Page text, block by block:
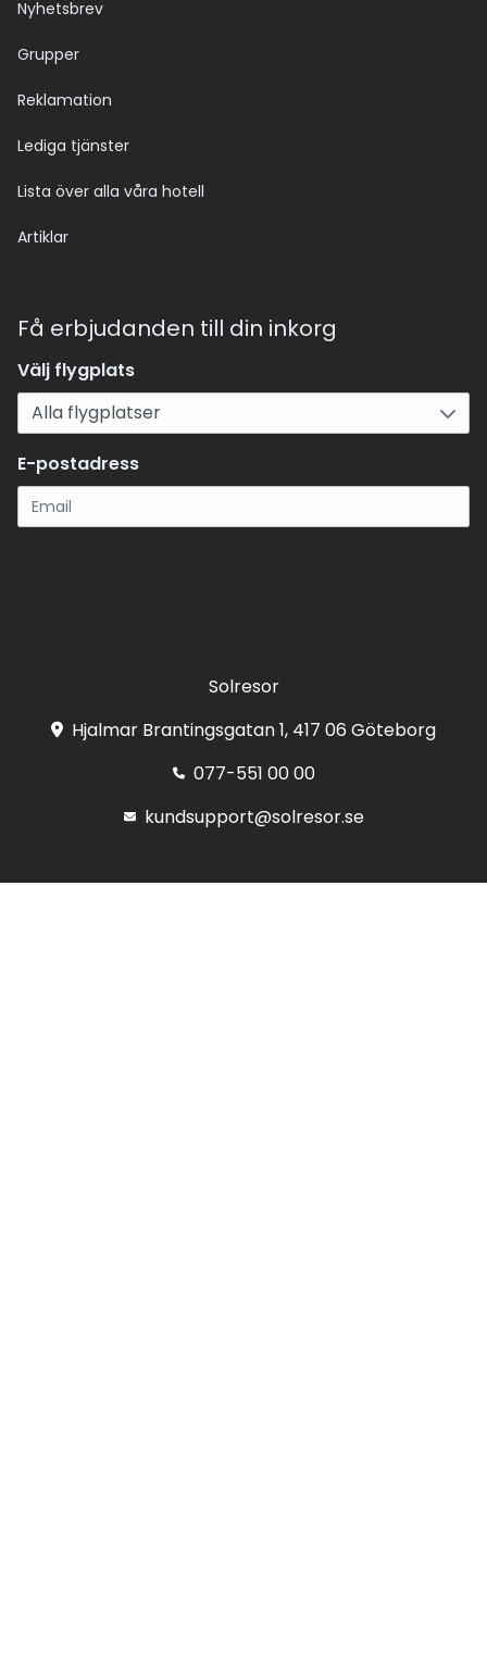
Nyhetsbrev
Grupper
Reklamation
Lediga tjänster
Lista över alla våra hotell
Artiklar
Få erbjudanden till din inkorg
Välj flygplats
E-postadress
Solresor
Hjalmar Brantingsgatan 1, 417 06 Göteborg
077-551 00 00
kundsupport@solresor.se